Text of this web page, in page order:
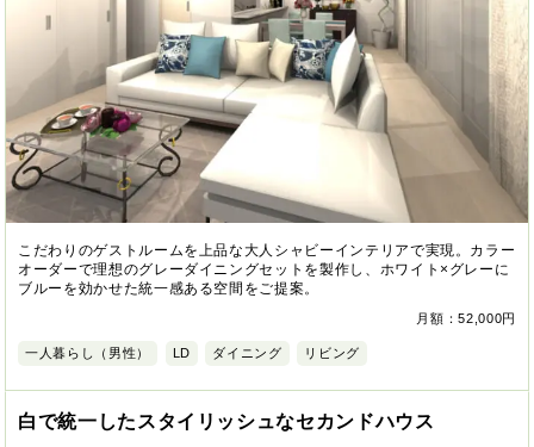
こだわりのゲストルームを上品な大人シャビーインテリアで実現。カラー
オーダーで理想のグレーダイニングセットを製作し、ホワイト×グレーに
ブルーを効かせた統一感ある空間をご提案。
月額：52,000円
一人暮らし（男性） LD ダイニング リビング
白で統一したスタイリッシュなセカンドハウス